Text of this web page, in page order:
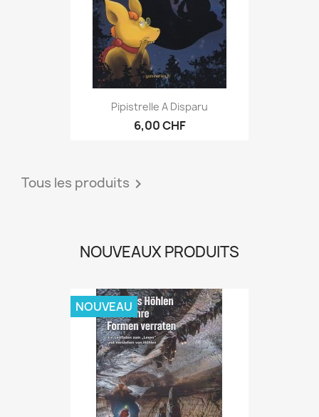
Pipistrelle A Disparu
6,00 CHF
Tous les produits 
NOUVEAUX PRODUITS
NOUVEAU